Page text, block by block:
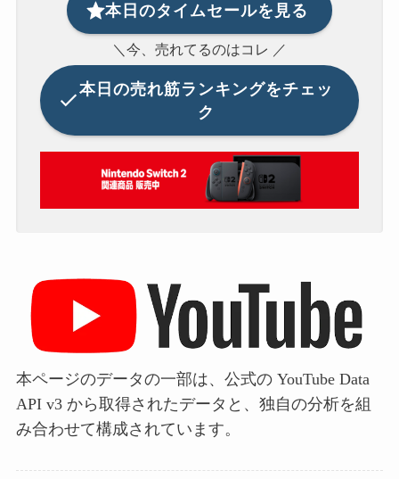
本日のタイムセールを見る
＼今、売れてるのはコレ ／
本日の売れ筋ランキングをチェッ
ク
本ページのデータの一部は、公式の YouTube Data
API v3 から取得されたデータと、独自の分析を組
み合わせて構成されています。